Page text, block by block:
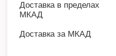
Доставка в пределах
МКАД
Доставка за МКАД